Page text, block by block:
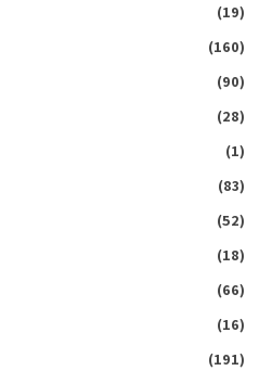
(19)
(160)
(90)
(28)
(1)
(83)
(52)
(18)
(66)
(16)
(191)